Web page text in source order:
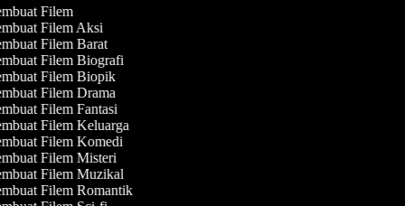
Filem
Filem Aksi
Filem Barat
Filem Biografi
Filem Biopik
Filem Drama
Filem Fantasi
Filem Keluarga
Filem Komedi
Filem Misteri
Filem Muzikal
Filem Romantik